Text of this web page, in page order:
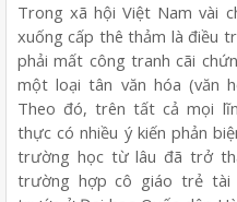
Trong xã hội Việt Nam vài
xuống cấp thê thảm là điều
phải mất công tranh cãi
một loại tân văn hóa (văn
Theo đó, trên tất cả mọi
thực có nhiều ý kiến phản
trường học từ lâu đã trở
trường hợp cô giáo trẻ tài